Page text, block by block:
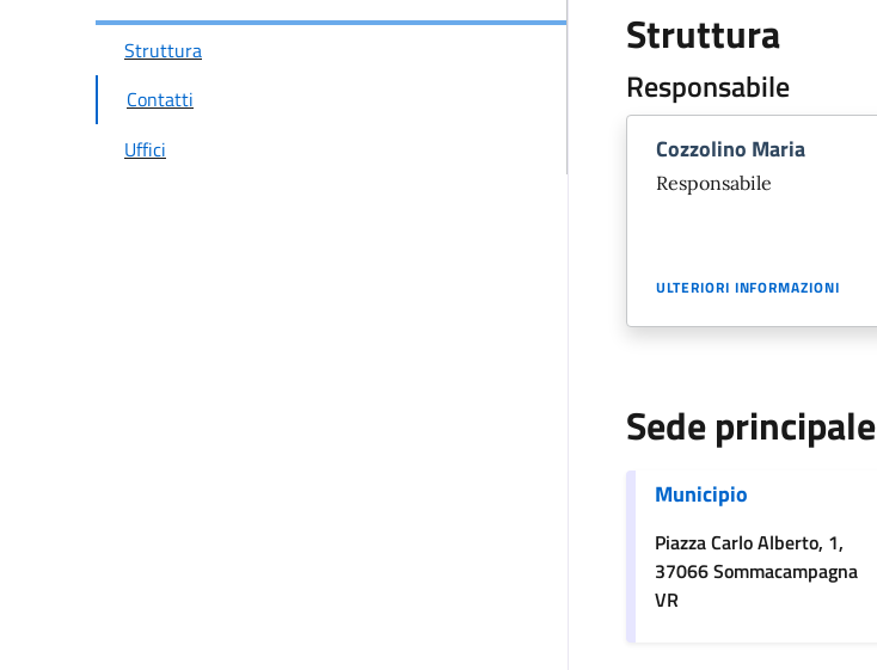
Struttura
Contatti
Uffici
Struttura
Responsabile
Cozzolino Maria
Responsabile
ULTERIORI INFORMAZIONI
Sede principale
Municipio
Piazza Carlo Alberto, 1,
37066 Sommacampagna
VR